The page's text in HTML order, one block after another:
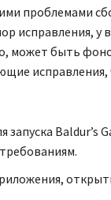
проблемами
исправления, у
может быть
Baldur’s